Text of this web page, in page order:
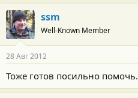
ssm
Well-Known Member
28 Авг 2012
Тоже готов посильно помочь.